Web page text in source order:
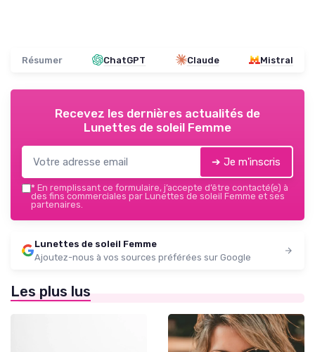
Résumer ChatGPT Claude Mistral
Recevez les dernières actualités de
Lunettes de soleil Femme
➔ Je m'inscris
* En remplissant ce formulaire, j’accepte d’être contacté(e) à
des fins commerciales par Lunettes de soleil Femme et ses
partenaires.
Lunettes de soleil Femme
Ajoutez-nous à vos sources préférées sur Google
Les plus lus